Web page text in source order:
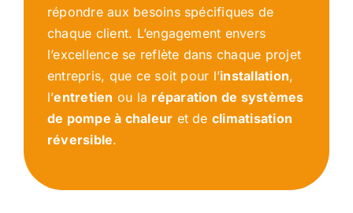
répondre aux besoins spécifiques de
chaque client. L’engagement envers
l’excellence se reflète dans chaque projet
entrepris, que ce soit pour l’installation,
l’entretien ou la réparation de systèmes
de pompe à chaleur et de climatisation
réversible.